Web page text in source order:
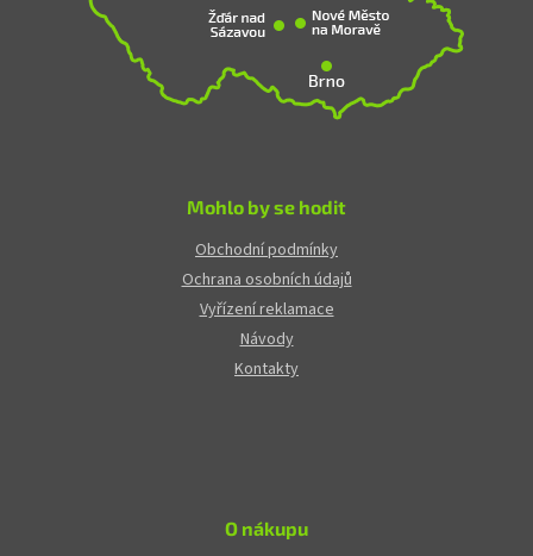
Mohlo by se hodit
Obchodní podmínky
Ochrana osobních údajů
Vyřízení reklamace
Návody
Kontakty
O nákupu